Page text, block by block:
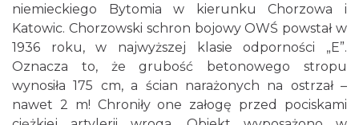
niemieckiego Bytomia w kierunku Chorzowa i
Katowic. Chorzowski schron bojowy OWŚ powstał w
1936 roku, w najwyższej klasie odporności „E”.
Oznacza to, że grubość betonowego stropu
wynosiła 175 cm, a ścian narażonych na ostrzał –
nawet 2 m! Chroniły one załogę przed pociskami